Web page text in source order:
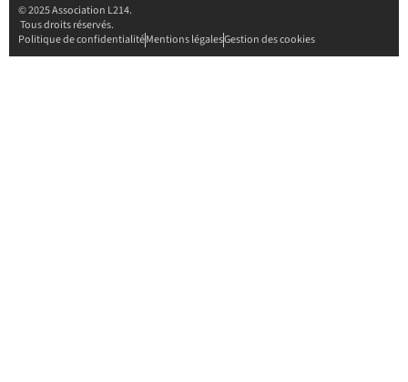
© 2025 Association L214.
Tous droits réservés.
Politique de confidentialitéMentions légalesGestion des cookies